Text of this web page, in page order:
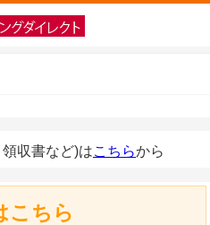
収書など)はこちらから
こちら